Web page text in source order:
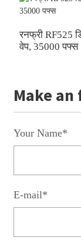
रनफ्री RF525
वेप, 35000 पफ्स
Make
Your Name*
E-mail*